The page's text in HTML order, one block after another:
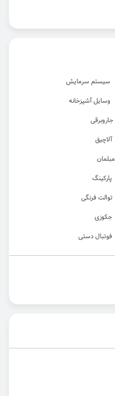
سیستم سرمایش
وسایل آشپزخانه
جاروبرقی
آلاچیق
مبلمان
پارکینگ
توالت فرنگی
جکوزی
فوتبال دستی